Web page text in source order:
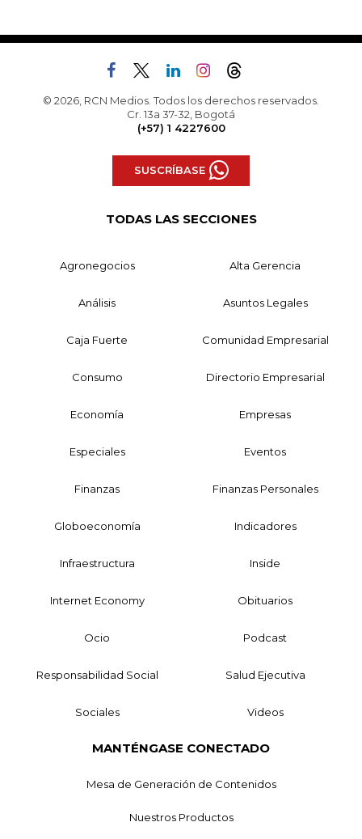
© 2026, RCN Medios. Todos los derechos reservados.
Cr. 13a 37-32, Bogotá
(+57) 1 4227600
SUSCRÍBASE
TODAS LAS SECCIONES
Agronegocios Alta Gerencia
Análisis Asuntos Legales
Caja Fuerte Comunidad Empresarial
Consumo Directorio Empresarial
Economía Empresas
Especiales Eventos
Finanzas Finanzas Personales
Globoeconomía Indicadores
Infraestructura Inside
Internet Economy Obituarios
Ocio Podcast
Responsabilidad Social Salud Ejecutiva
Sociales Videos
MANTÉNGASE CONECTADO
Mesa de Generación de Contenidos
Nuestros Productos